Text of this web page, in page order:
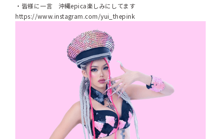
・皆様に一言 沖縄epica楽しみにしてます
https://www.instagram.com/yui_thepink